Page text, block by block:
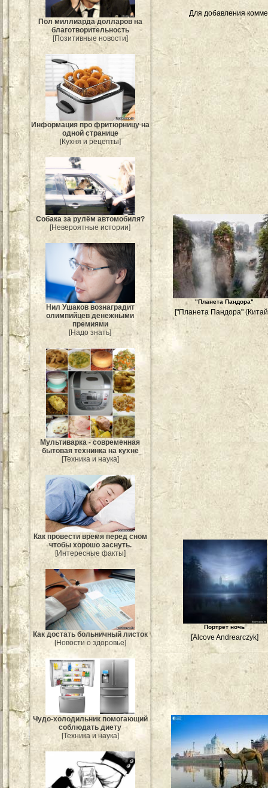
Пол миллиарда долларов на
благотворительность
[Позитивные новости]
Информация про фритюрницу на
одной странице
[Кухня и рецепты]
Собака за рулём автомобиля?
[Невероятные истории]
Нил Ушаков вознаградит
олимпийцев денежными
премиями
[Надо знать]
Мультиварка - современная
бытовая технинка на кухне
[Техника и наука]
Как провести время перед сном
чтобы хорошо заснуть.
[Интересные факты]
Как достать больничный листок
[Новости о здоровье]
Чудо-холодильник помогающий
соблюдать диету
[Техника и наука]
Для добавления
"Планета Пандора"
["Планета Пандора"
Портрет ночь
[Alcove Andrearczyk]